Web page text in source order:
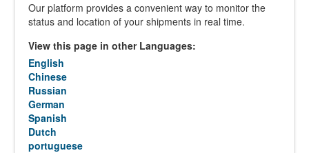
Our platform provides a convenient way to monitor the
status and location of your shipments in real time.
View this page in other Languages:
English
Chinese
Russian
German
Spanish
Dutch
portuguese